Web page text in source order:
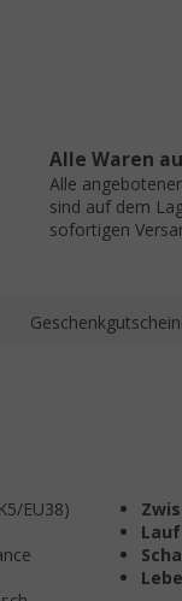
Alle Waren
Alle
sind auf dem
sofortigen
EU38)